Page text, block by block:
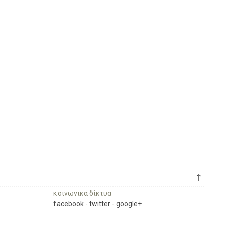
↑
κοινωνικά δίκτυα
facebook - twitter - google+